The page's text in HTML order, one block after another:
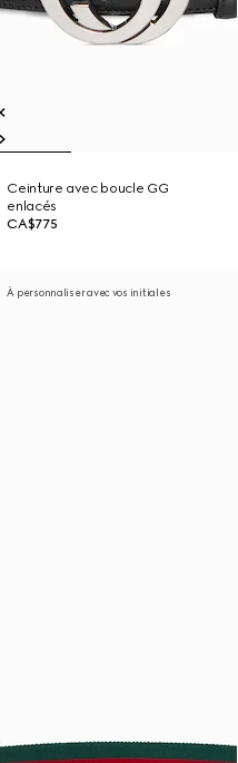
Ceinture avec boucle GG
enlacés
CA$775
À personnaliser avec vos initiales